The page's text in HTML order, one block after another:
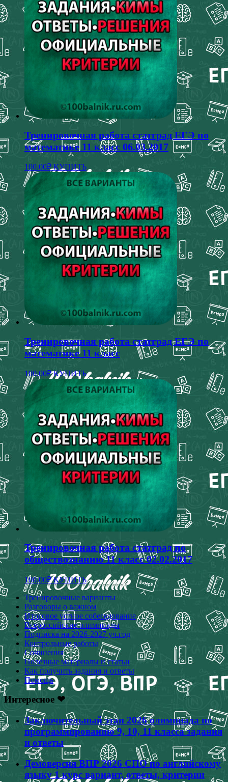
Тренировочная работа статград ЕГЭ по
математике 11 класс 06.03.2017
100.00₽ КУПИТЬ
Тренировочная работа статград ЕГЭ по
математике 11 класс
100.00₽ КУПИТЬ
Тренировочная работа статград по
обществознанию 11 класс 02.02.2017
100.00₽ КУПИТЬ
Тренировочные варианты
Разговоры о важном
Итоговое устное собеседование
Всероссийские олимпиады
Подписка на 2026-2027 уч.год
Контрольные работы
Сочинения
Полезные материалы и статьи
Как получить задания и ответы
Помощь
Интересное ❤
Заключительный этап 2026 олимпиада по
программированию 9, 10, 11 класса задания
и ответы
Демоверсия ВПР 2026 СПО по английскому
языку 1 курс вариант, ответы, критерии